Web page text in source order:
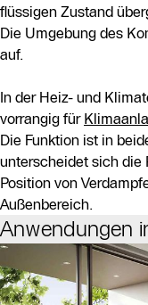
flüssigen Zustand
Die Umgebung des
auf.
In der Heiz- und
vorrangig für
Die Funktion ist in
unterscheidet sich die
Position von
Außenbereich.
Anwendungen